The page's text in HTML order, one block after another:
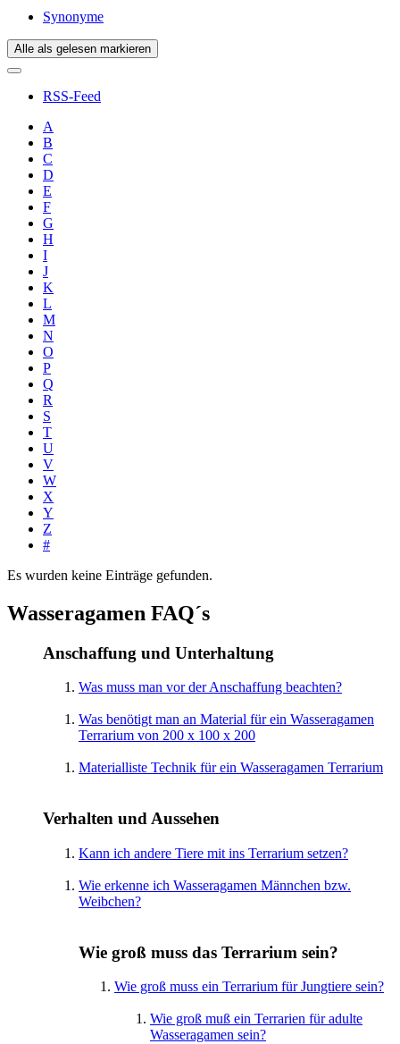
Synonyme
Alle als gelesen markieren
RSS-Feed
A
B
C
D
E
F
G
H
I
J
K
L
M
N
O
P
Q
R
S
T
U
V
W
X
Y
Z
#
Es wurden keine Einträge gefunden.
Wasseragamen FAQ´s
Anschaffung und Unterhaltung
Was muss man vor der Anschaffung beachten?
Was benötigt man an Material für ein Wasseragamen
Terrarium von 200 x 100 x 200
Materialliste Technik für ein Wasseragamen Terrarium
Verhalten und Aussehen
Kann ich andere Tiere mit ins Terrarium setzen?
Wie erkenne ich Wasseragamen Männchen bzw.
Weibchen?
Wie groß muss das Terrarium sein?
Wie groß muss ein Terrarium für Jungtiere sein?
Wie groß muß ein Terrarien für adulte
Wasseragamen sein?